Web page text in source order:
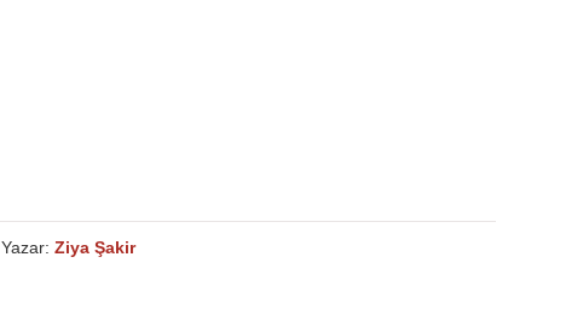
Yazar: Ziya Şakir